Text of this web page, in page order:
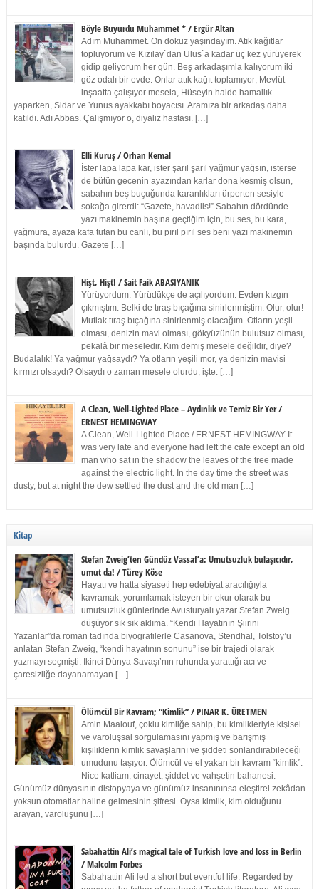
Böyle Buyurdu Muhammet * / Ergür Altan
Adım Muhammet. On dokuz yaşındayım. Atık kağıtlar
topluyorum ve Kızılay`dan Ulus`a kadar üç kez yürüyerek
gidip geliyorum her gün. Beş arkadaşımla kalıyorum iki
göz odalı bir evde. Onlar atık kağıt toplamıyor; Mevlüt
inşaatta çalışıyor mesela, Hüseyin halde hamallık
yaparken, Sidar ve Yunus ayakkabı boyacısı. Aramıza bir arkadaş daha
katıldı. Adı Abbas. Çalışmıyor o, diyaliz hastası. […]
Elli Kuruş / Orhan Kemal
İster lapa lapa kar, ister şarıl şarıl yağmur yağsın, isterse
de bütün gecenin ayazından karlar dona kesmiş olsun,
sabahın beş buçuğunda karanlıkları ürperten sesiyle
sokağa girerdi: “Gazete, havadiis!” Sabahın dördünde
yazı makinemin başına geçtiğim için, bu ses, bu kara,
yağmura, ayaza kafa tutan bu canlı, bu pırıl pırıl ses beni yazı makinemin
başında bulurdu. Gazete […]
Hişt, Hişt! / Sait Faik ABASIYANIK
Yürüyordum. Yürüdükçe de açılıyordum. Evden kızgın
çıkmıştım. Belki de tıraş bıçağına sinirlenmiştim. Olur, olur!
Mutlak tıraş bıçağına sinirlenmiş olacağım. Otların yeşil
olması, denizin mavi olması, gökyüzünün bulutsuz olması,
pekalâ bir meseledir. Kim demiş mesele değildir, diye?
Budalalık! Ya yağmur yağsaydı? Ya otların yeşili mor, ya denizin mavisi
kırmızı olsaydı? Olsaydı o zaman mesele olurdu, işte. […]
A Clean, Well-Lighted Place – Aydınlık ve Temiz Bir Yer /
ERNEST HEMINGWAY
A Clean, Well-Lighted Place / ERNEST HEMINGWAY It
was very late and everyone had left the cafe except an old
man who sat in the shadow the leaves of the tree made
against the electric light. In the day time the street was
dusty, but at night the dew settled the dust and the old man […]
Kitap
Stefan Zweig’ten Gündüz Vassaf’a: Umutsuzluk bulaşıcıdır,
umut da! / Türey Köse
Hayatı ve hatta siyaseti hep edebiyat aracılığıyla
kavramak, yorumlamak isteyen bir okur olarak bu
umutsuzluk günlerinde Avusturyalı yazar Stefan Zweig
düşüyor sık sık aklıma. “Kendi Hayatının Şiirini
Yazanlar”da roman tadında biyografilerle Casanova, Stendhal, Tolstoy’u
anlatan Stefan Zweig, “kendi hayatının sonunu” ise bir trajedi olarak
yazmayı seçmişti. İkinci Dünya Savaşı’nın ruhunda yarattığı acı ve
çaresizliğe dayanamayan […]
Ölümcül Bir Kavram; “Kimlik” / PINAR K. ÜRETMEN
Amin Maalouf, çoklu kimliğe sahip, bu kimlikleriyle kişisel
ve varoluşsal sorgulamasını yapmış ve barışmış
kişiliklerin kimlik savaşlarını ve şiddeti sonlandırabileceği
umudunu taşıyor. Ölümcül ve el yakan bir kavram “kimlik”.
Nice katliam, cinayet, şiddet ve vahşetin bahanesi.
Günümüz dünyasının distopyaya ve günümüz insanınınsa eleştirel zekâdan
yoksun otomatlar haline gelmesinin şifresi. Oysa kimlik, kim olduğunu
arayan, varoluşunu […]
Sabahattin Ali’s magical tale of Turkish love and loss in Berlin
/ Malcolm Forbes
Sabahattin Ali led a short but eventful life. Regarded by